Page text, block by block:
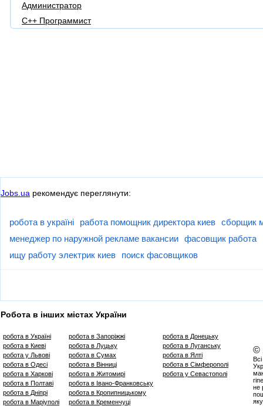
Администратор
С++ Программист
Jobs.ua рекомендує переглянути:
робота в україні работа помощник директора киев сборщик
менеджер по наружной рекламе вакансии фасовщик работа
ищу работу электрик киев
поиск фасовщиков
Робота в інших містах України
робота в Україні
робота в Киеві
робота у Львові
робота в Одесі
робота в Харкові
робота в Полтаві
робота в Дніпрі
робота в Маріуполі
робота в Запоріжжі
робота в Луцьку
робота в Сумах
робота в Вінниці
робота в Житомирі
робота в Івано-Франковську
робота в Кропипницькому
робота в Кременчуці
робота в Донецьку
робота в Луганську
робота в Ялті
робота в Сімферополі
робота у Севастополі
©
не